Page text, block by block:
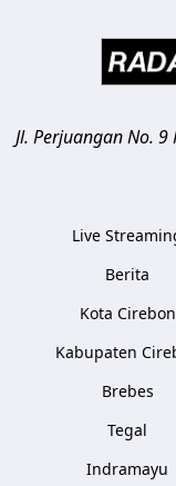
Jl. Perjuangan No. 9
Live
Berita
Kota Cirebon
Kabupaten
Brebes
Tegal
Indramayu